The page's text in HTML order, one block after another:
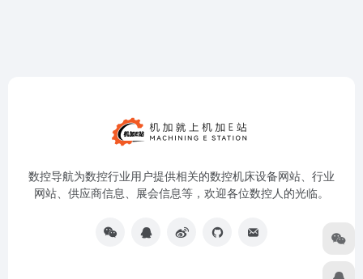
数控导航为数控行业用户提供相关的数控机床设备网站、行业
网站、供应商信息、展会信息等，欢迎各位数控人的光临。